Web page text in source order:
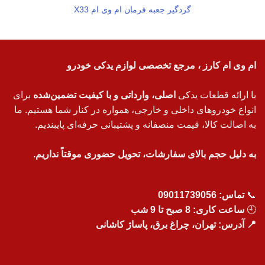
گردگیر جعبه فرمان ام وی ام X33
ام وی ام کارز ، مرجع تخصصی لوازم یدکی خودرو
با ارائه قطعات یدکی اصلی، وارداتی و با کیفیت تضمین‌شده برای
انواع خودروهای داخلی و خارجی، همواره در کنار شما هستیم. ما
به اصالت کالا، قیمت منصفانه و پشتیبانی حرفه‌ای پایبندیم.
به دلیل حجم بالای سفارشات، تحویل حضوری موقتاً نداریم.
📞تماس: 09011739056
🕘 ساعت کاری: 8 صبح تا 9 شب
📍 آدرس: تهران، چراغ برق، پاساژ کاشانی